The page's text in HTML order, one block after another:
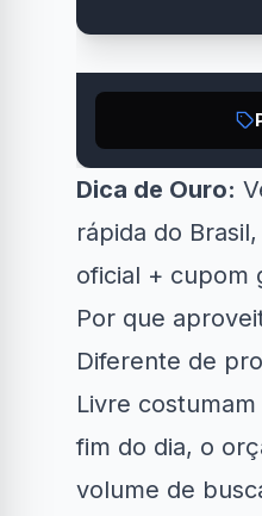
Dica de Ouro:
rápida do
oficial + cupom
Por que
Diferente de
Livre
fim do dia, o
volume de